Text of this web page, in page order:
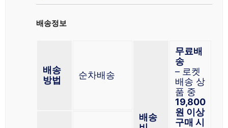
배송정보
배송
방법
순차배송
배송
무료배
송
– 로켓
배송 상
품 중
19,800
원 이상
구매 시